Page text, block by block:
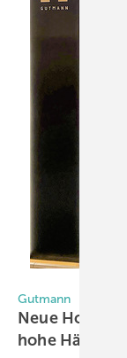
Gutmann
Neue Holz-
hohe Häuser